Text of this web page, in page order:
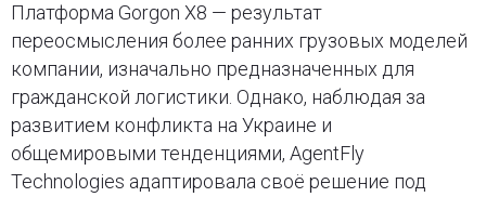
Платформа Gorgon X8 — результат
переосмысления более ранних грузовых моделей
компании, изначально предназначенных для
гражданской логистики. Однако, наблюдая за
развитием конфликта на Украине и
общемировыми тенденциями, AgentFly
Technologies адаптировала своё решение под